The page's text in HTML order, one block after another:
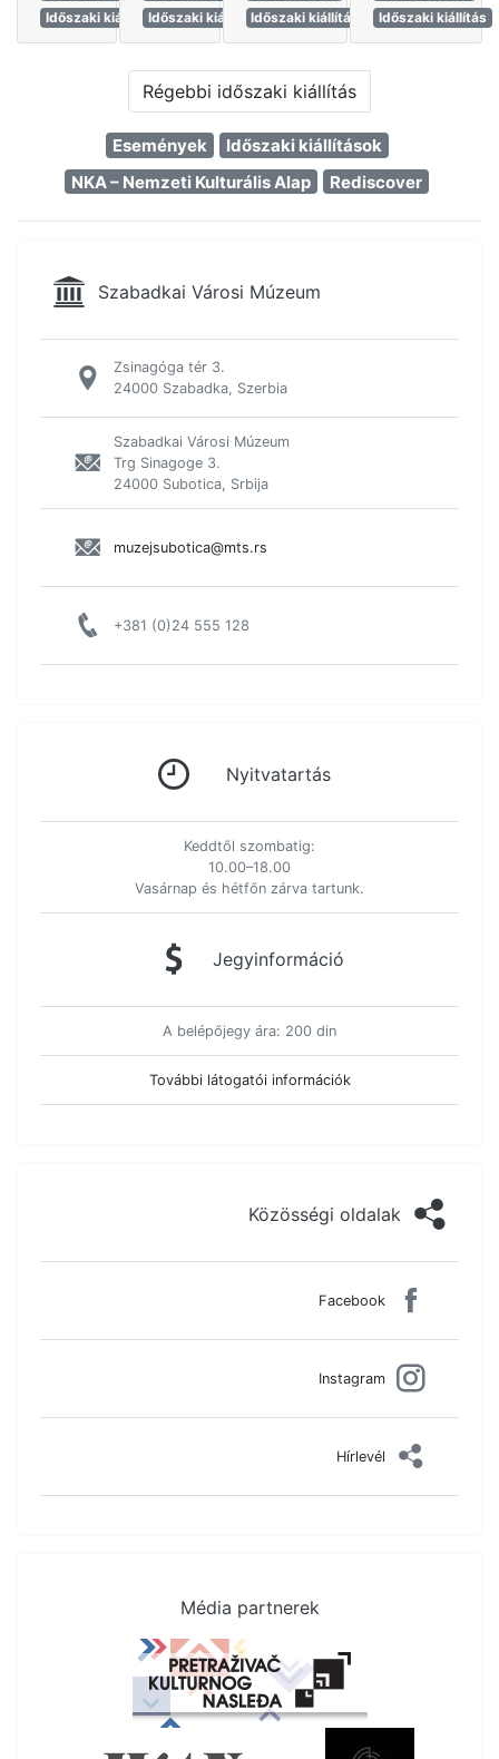
Időszaki kiállításIdőszaki kiállításIdőszaki kiállítás
Időszaki kiállítás
Régebbi időszaki kiállítás
Események
Időszaki kiállítások
NKA – Nemzeti Kulturális Alap
Rediscover
Szabadkai Városi Múzeum
Zsinagóga tér 3.
24000 Szabadka, Szerbia
Szabadkai Városi Múzeum
Trg Sinagoge 3.
24000 Subotica, Srbija
muzejsubotica@mts.rs
+381 (0)24 555 128
Nyitvatartás
Keddtől szombatig:
10.00–18.00
Vasárnap és hétfőn zárva tartunk.
Jegyinformáció
A belépőjegy ára: 200 din
További látogatói információk
Közösségi oldalak
Facebook
Instagram
Hírlevél
Média partnerek